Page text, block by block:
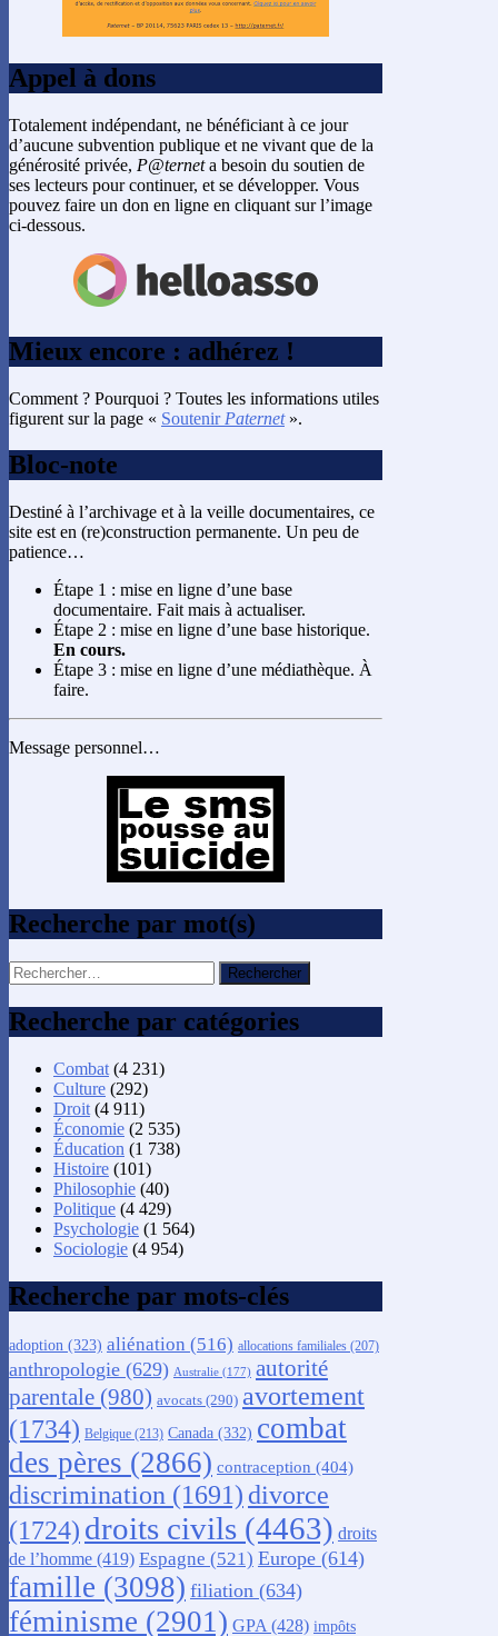
Appel à dons
Totalement indépendant, ne bénéficiant à ce jour
d’aucune subvention publique et ne vivant que de la
générosité privée, P@terneta besoin du soutien de
ses lecteurs pour continuer, et se développer. Vous
pouvez faire un don en ligne en cliquant sur l’image
ci-dessous.
Mieux encore : adhérez !
Comment ? Pourquoi ? Toutes les informations utiles
figurent sur la page « Soutenir Paternet».
Bloc-note
Destiné à l’archivage et à la veille documentaires, ce
site est en (re)construction permanente. Un peu de
patience…
Étape 1 : mise en ligne d’une base
documentaire. Fait mais à actualiser.
Étape 2 : mise en ligne d’une base historique.
En cours.
Étape 3 : mise en ligne d’une médiathèque. À
faire.
Message personnel…
Recherche par mot(s)
Rechercher :
Recherche par catégories
Combat (4 231)
Culture (292)
Droit (4 911)
Économie (2 535)
Éducation (1 738)
Histoire (101)
Philosophie (40)
Politique (4 429)
Psychologie (1 564)
Sociologie (4 954)
Recherche par mots-clés
adoption (323) aliénation (516) allocations familiales (207)
anthropologie (629) Australie (177) autorité
parentale (980) avocats (290) avortement
(1734) Belgique (213) Canada (332) combat
des pères (2866) contraception (404)
discrimination (1691) divorce
(1724) droits civils (4463) droits
de l’homme (419) Espagne (521) Europe (614)
famille (3098) filiation (634)
féminisme (2901) GPA (428) impôts